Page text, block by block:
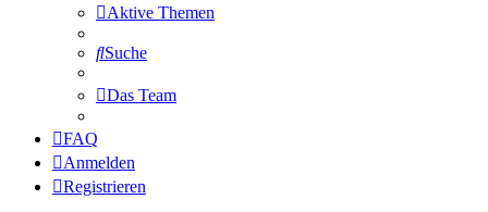
Aktive Themen
Suche
Das Team
FAQ
Anmelden
Registrieren